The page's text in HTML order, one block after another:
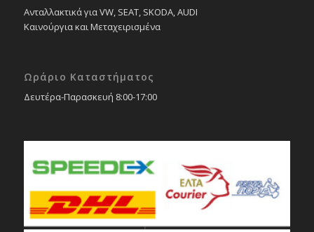
Ανταλλακτικά για VW, SEAT, SKODA, AUDI
Καινούργια και Μεταχειρισμένα
Ωράριο Καταστήματος
Δευτέρα-Παρασκευή 8:00-17:00